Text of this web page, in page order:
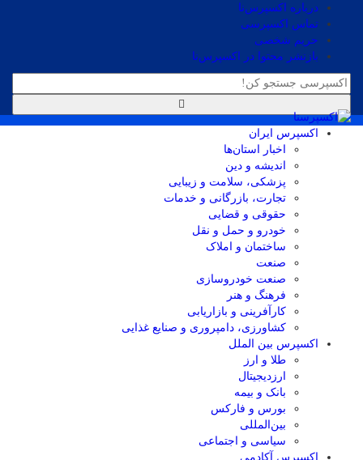
درباره اکسپرس‌نا
تماس اکسپرسی
حریم شخصی
بازنشر محتوا در اکسپرس‌نا
اکسپرس ایران
اخبار استان‌ها
اندیشه و دین
پزشکی، سلامت و زیبایی
تجارت، بازرگانی و خدمات
حقوقی و قضایی
خودرو و حمل و نقل
ساختمان و املاک
صنعت
صنعت خودروسازی
فرهنگ و هنر
کارآفرینی و بازاریابی
کشاورزی، دامپروری و صنایع غذایی
اکسپرس بین الملل
طلا و ارز
ارزدیجیتال
بانک و بیمه
بورس و فارکس
بین‌المللی
سیاسی و اجتماعی
اکسپرس آکادمی